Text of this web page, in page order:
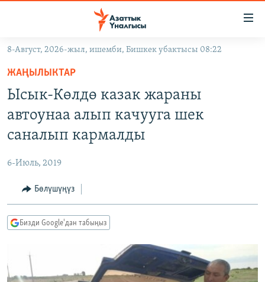
Навигацияга
өтүңүз
Издөөгө
салыңыз
МАДАНИЯТ
УКРАИНА
ТВ ПРОГРАММАЛАР
БҮГҮН АЗАТТЫКТА
ДАНИСТЕ
ЭЖЕ-СИҢДИЛЕР
ПОДКАСТ
ОНЛАЙН ШЕРИНЕ
8-Август, 2026-жыл, ишемби, Бишкек убактысы 08:22
ЖАҢЫЛЫКТАР
Ысык-Көлдө казак жараны
автоунаа алып качууга шек
саналып кармалды
6-Июль, 2019
Бөлүшүңүз
Бизди Google'дан табыңыз